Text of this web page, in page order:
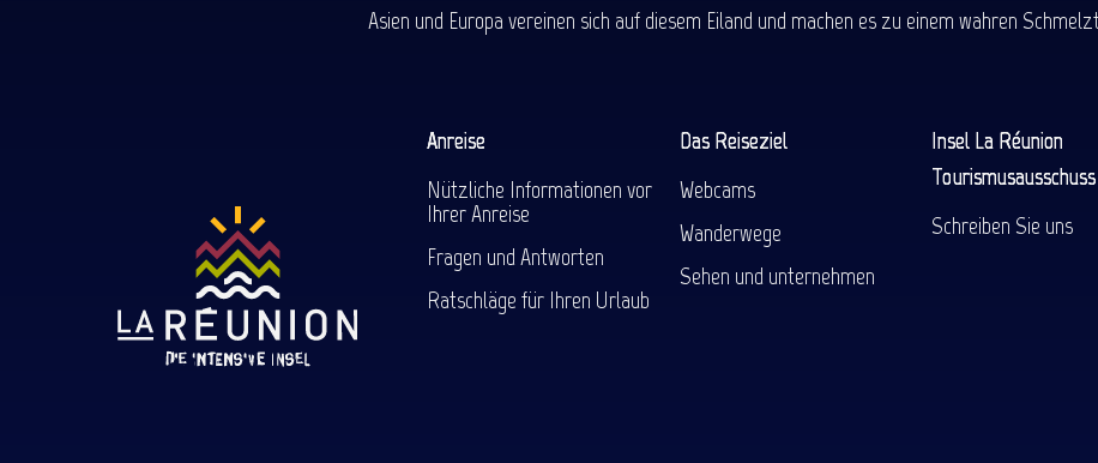
Asien und Europa vereinen sich auf diesem Eiland und machen es zu einem wahren
Anreise
Nützliche Informationen vor
Ihrer Anreise
Fragen und Antworten
Ratschläge für Ihren Urlaub
Das Reiseziel
Webcams
Wanderwege
Sehen und unternehmen
Insel La Réunion
Tourismusausschuss
Schreiben Sie uns